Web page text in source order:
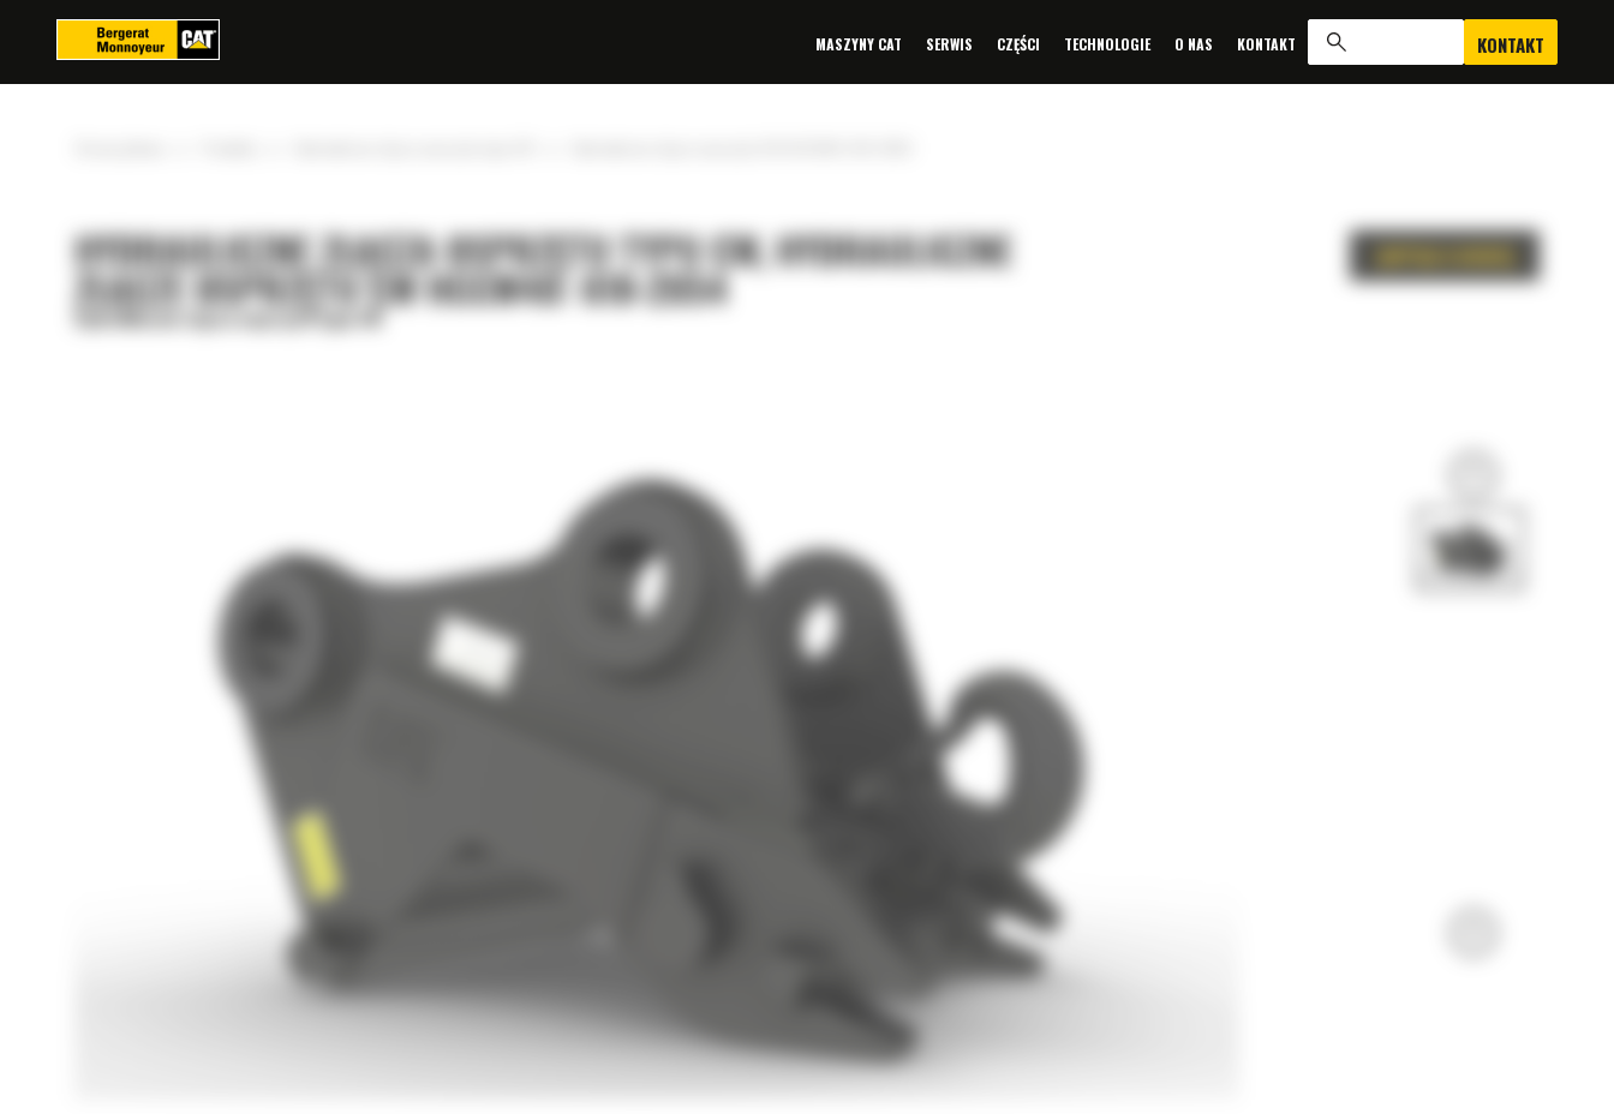
MASZYNY CAT SERWIS CZĘŚCI TECHNOLOGIE O NAS KONTAKT KONTAKT
HYDRAULICZNE ZŁĄCZA OSPRZĘTU TYPU CW, HYDRAULICZNE
ZŁĄCZE OSPRZĘTU CW HCCW40: 618-2054
Hydrauliczne złącza osprzętu typu CW
Panel zarządzania plikami cookies